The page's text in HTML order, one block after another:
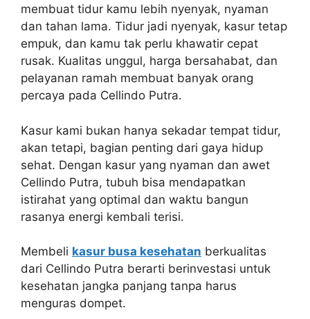
membuat tidur kamu lebih nyenyak, nyaman
dan tahan lama. Tidur jadi nyenyak, kasur tetap
empuk, dan kamu tak perlu khawatir cepat
rusak. Kualitas unggul, harga bersahabat, dan
pelayanan ramah membuat banyak orang
percaya pada Cellindo Putra.
Kasur kami bukan hanya sekadar tempat tidur,
akan tetapi, bagian penting dari gaya hidup
sehat. Dengan kasur yang nyaman dan awet
Cellindo Putra, tubuh bisa mendapatkan
istirahat yang optimal dan waktu bangun
rasanya energi kembali terisi.
Membeli kasur busa kesehatan berkualitas
dari Cellindo Putra berarti berinvestasi untuk
kesehatan jangka panjang tanpa harus
menguras dompet.